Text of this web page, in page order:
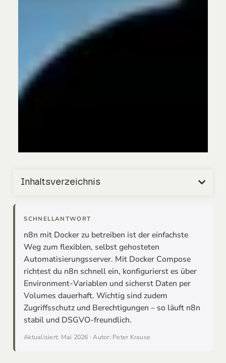
Inhaltsverzeichnis
SCHNELLANTWORT
n8n mit Docker zu betreiben ist der einfachste
Weg zum flexiblen, selbst gehosteten
Automatisierungsserver. Mit Docker Compose
richtest du n8n schnell ein, konfigurierst es über
Environment-Variablen und sicherst Daten per
Volumes dauerhaft. Wichtig sind zudem
Zugriffsschutz und Berechtigungen – so läuft n8n
stabil und DSGVO-freundlich.
Aktualisiert: Mai 2026 · Autor: Peter Krause